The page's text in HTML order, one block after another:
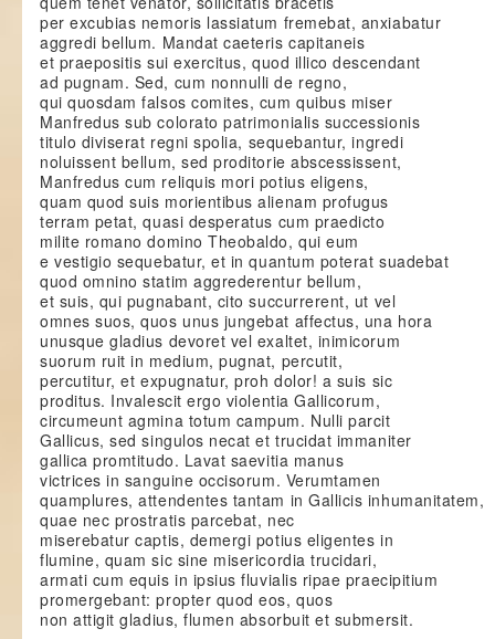
per excubias nemoris lassiatum fremebat, anxiabatur
aggredi bellum. Mandat caeteris capitaneis
et praepositis sui exercitus, quod illico descendant
ad pugnam. Sed, cum nonnulli de regno,
qui quosdam falsos comites, cum quibus miser
Manfredus sub colorato patrimonialis successionis
titulo diviserat regni spolia, sequebantur, ingredi
noluissent bellum, sed proditorie abscessissent,
Manfredus cum reliquis mori potius eligens,
quam quod suis morientibus alienam profugus
terram petat, quasi desperatus cum praedicto
milite romano domino Theobaldo, qui eum
e vestigio sequebatur, et in quantum poterat suadebat
quod omnino statim aggrederentur bellum,
et suis, qui pugnabant, cito succurrerent, ut vel
omnes suos, quos unus jungebat affectus, una hora
unusque gladius devoret vel exaltet, inimicorum
suorum ruit in medium, pugnat, percutit,
percutitur, et expugnatur, proh dolor! a suis sic
proditus. Invalescit ergo violentia Gallicorum,
circumeunt agmina totum campum. Nulli parcit
Gallicus, sed singulos necat et trucidat immaniter
gallica promtitudo. Lavat saevitia manus
victrices in sanguine occisorum. Verumtamen
quamplures, attendentes tantam in Gallicis inhumanitatem,
quae nec prostratis parcebat, nec
miserebatur captis, demergi potius eligentes in
flumine, quam sic sine misericordia trucidari,
armati cum equis in ipsius fluvialis ripae praecipitium
promergebant: propter quod eos, quos
non attigit gladius, flumen absorbuit et submersit.